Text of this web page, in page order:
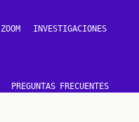
ZOOM INVESTIGACIONES
PREGUNTAS FRECUENTES